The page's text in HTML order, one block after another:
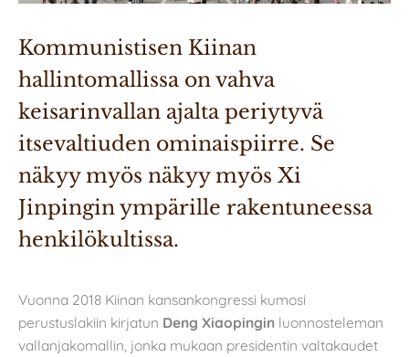
Kommunistisen Kiinan
hallintomallissa on vahva
keisarinvallan ajalta periytyvä
itsevaltiuden ominaispiirre. Se
näkyy myös näkyy myös Xi
Jinpingin ympärille rakentuneessa
henkilökultissa.
Vuonna 2018 Kiinan kansankongressi kumosi
perustuslakiin kirjatun Deng Xiaopingin luonnosteleman
vallanjakomallin, jonka mukaan presidentin valtakaudet